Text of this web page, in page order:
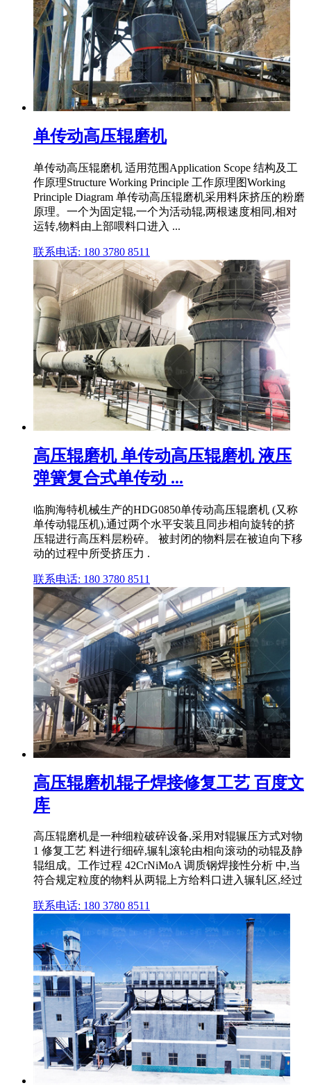
单传动高压辊磨机
单传动高压辊磨机 适用范围Application Scope 结构及工
作原理Structure Working Principle 工作原理图Working
Principle Diagram 单传动高压辊磨机采用料床挤压的粉磨
原理。一个为固定辊,一个为活动辊,两根速度相同,相对
运转,物料由上部喂料口进入 ...
联系电话: 180 3780 8511
高压辊磨机 单传动高压辊磨机 液压
弹簧复合式单传动 ...
临朐海特机械生产的HDG0850单传动高压辊磨机 (又称
单传动辊压机),通过两个水平安装且同步相向旋转的挤
压辊进行高压料层粉碎。 被封闭的物料层在被迫向下移
动的过程中所受挤压力 .
联系电话: 180 3780 8511
高压辊磨机辊子焊接修复工艺 百度文
库
高压辊磨机是一种细粒破碎设备,采用对辊辗压方式对物
1 修复工艺 料进行细碎,辗轧滚轮由相向滚动的动辊及静
辊组成。工作过程 42CrNiMoA 调质钢焊接性分析 中,当
符合规定粒度的物料从两辊上方给料口进入辗轧区,经过
联系电话: 180 3780 8511